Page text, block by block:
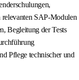
relevanten SAP-Modulen
Begleitung der Tests
Pflege technischer und